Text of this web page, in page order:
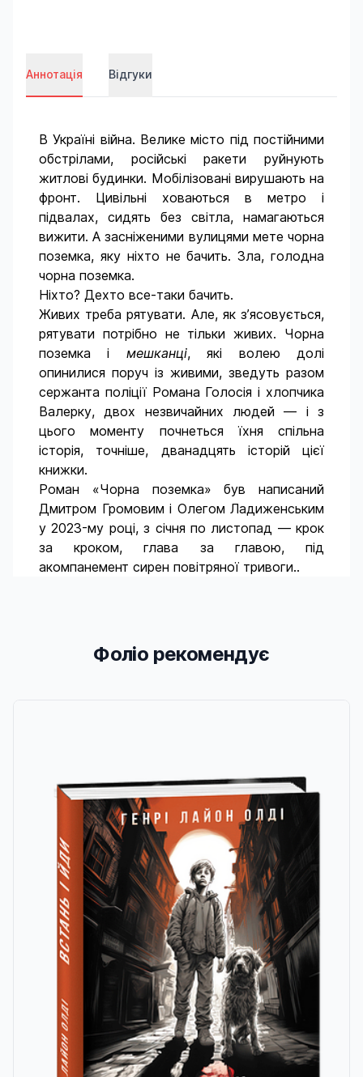
Аннотація Відгуки
В Україні війна. Велике місто під постійними
обстрілами, російські ракети руйнують
житлові будинки. Мобілізовані вирушають на
фронт. Цивільні ховаються в метро і
підвалах, сидять без світла, намагаються
вижити. А засніженими вулицями мете чорна
поземка, яку ніхто не бачить. Зла, голодна
чорна поземка.
Ніхто? Дехто все-таки бачить.
Живих треба рятувати. Але, як з’ясовується,
рятувати потрібно не тільки живих. Чорна
поземка і мешканці, які волею долі
опинилися поруч із живими, зведуть разом
сержанта поліції Романа Голосія і хлопчика
Валерку, двох незвичайних людей — і з
цього моменту почнеться їхня спільна
історія, точніше, дванадцять історій цієї
книжки.
Роман «Чорна поземка» був написаний
Дмитром Громовим і Олегом Ладиженським
у 2023-му році, з січня по листопад — крок
за кроком, глава за главою, під
акомпанемент сирен повітряної тривоги..
Фоліо рекомендує